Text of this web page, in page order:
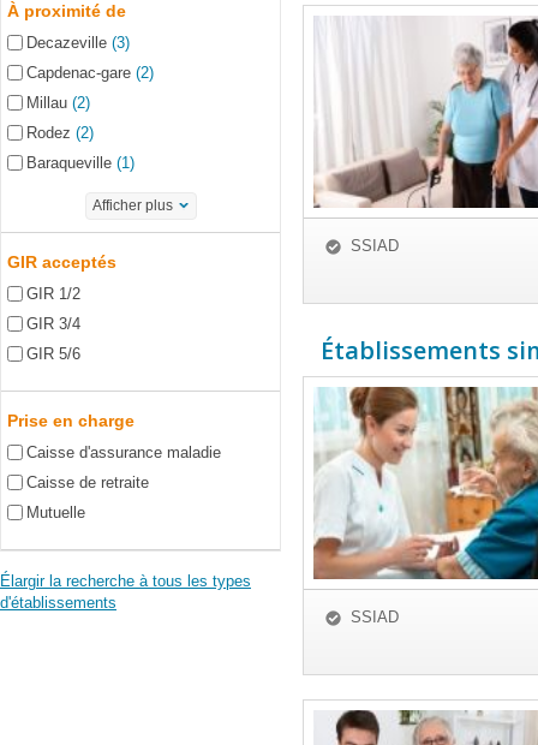
À proximité de
Decazeville (3)
Capdenac-gare (2)
Millau (2)
Rodez (2)
Baraqueville (1)
Afficher plus
GIR acceptés
GIR 1/2
GIR 3/4
GIR 5/6
Prise en charge
Caisse d'assurance maladie
Caisse de retraite
Mutuelle
Élargir la recherche à tous les types
d'établissements
SSIAD
Établissements
SSIAD